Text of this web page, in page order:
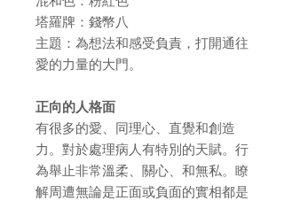
塔羅牌：錢幣八
主題：為想法和感受負責，打開通往
愛的力量的大門。
正向的人格面
有很多的愛、同理心、直覺和創造
力。對於處理病人有特別的天賦。行
為舉止非常溫柔、關心、和無私。瞭
解周遭無論是正面或負面的實相都是